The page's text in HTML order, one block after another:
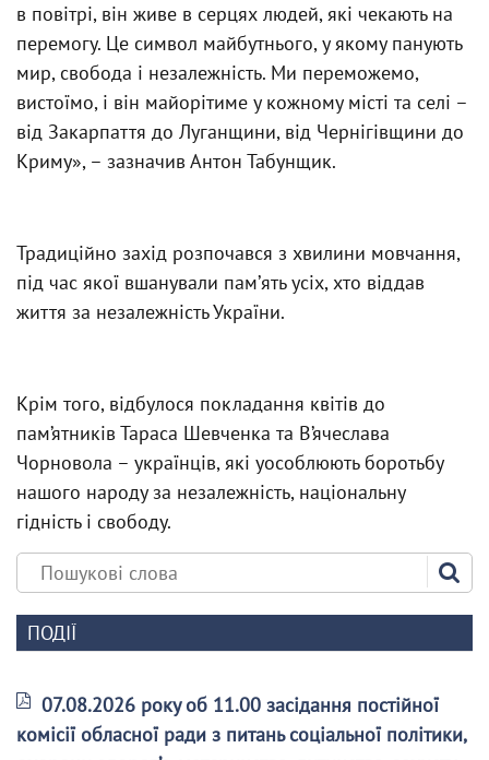
в повітрі, він живе в серцях людей, які чекають на
перемогу. Це символ майбутнього, у якому панують
мир, свобода і незалежність. Ми переможемо,
вистоїмо, і він майорітиме у кожному місті та селі –
від Закарпаття до Луганщини, від Чернігівщини до
Криму», – зазначив Антон Табунщик.
Традиційно захід розпочався з хвилини мовчання,
під час якої вшанували памʼять усіх, хто віддав
життя за незалежність України.
Крім того, відбулося покладання квітів до
пам’ятників Тараса Шевченка та В’ячеслава
Чорновола – українців, які уособлюють боротьбу
нашого народу за незалежність, національну
гідність і свободу.
ПОДІЇ
07.08.2026 року об 11.00 засідання постійної
комісії обласної ради з питань соціальної політики,